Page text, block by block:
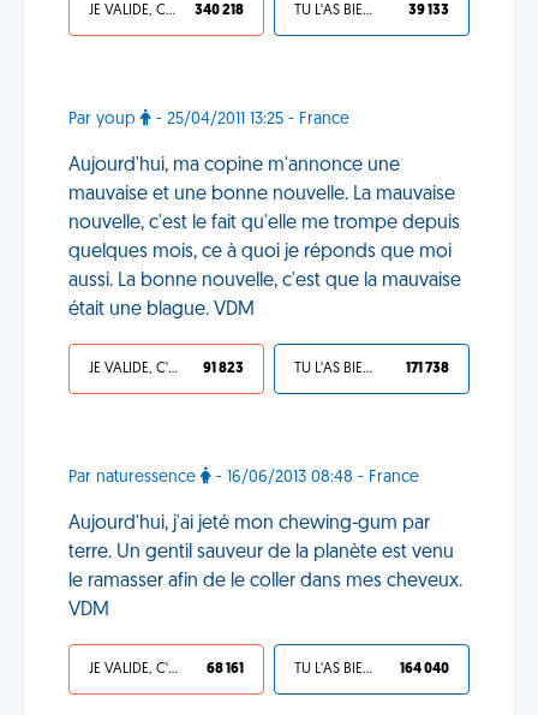
JE VALIDE, C'EST UNE VDM 340 218 TU L'AS BIEN MÉRITÉ 39 133
Par youp - 25/04/2011 13:25 - France
Aujourd'hui, ma copine m'annonce une
mauvaise et une bonne nouvelle. La mauvaise
nouvelle, c'est le fait qu'elle me trompe depuis
quelques mois, ce à quoi je réponds que moi
aussi. La bonne nouvelle, c'est que la mauvaise
était une blague. VDM
JE VALIDE, C'EST UNE VDM 91 823 TU L'AS BIEN MÉRITÉ 171 738
Par naturessence - 16/06/2013 08:48 - France
Aujourd'hui, j'ai jeté mon chewing-gum par
terre. Un gentil sauveur de la planète est venu
le ramasser afin de le coller dans mes cheveux.
VDM
JE VALIDE, C'EST UNE VDM 68 161 TU L'AS BIEN MÉRITÉ 164 040